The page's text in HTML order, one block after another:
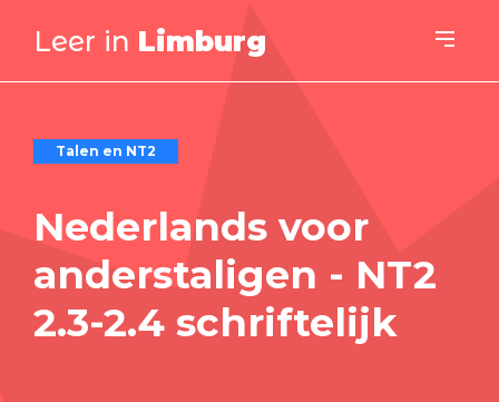
Leer in Limburg
Talen en NT2
Nederlands voor
anderstaligen - NT2
2.3-2.4 schriftelijk